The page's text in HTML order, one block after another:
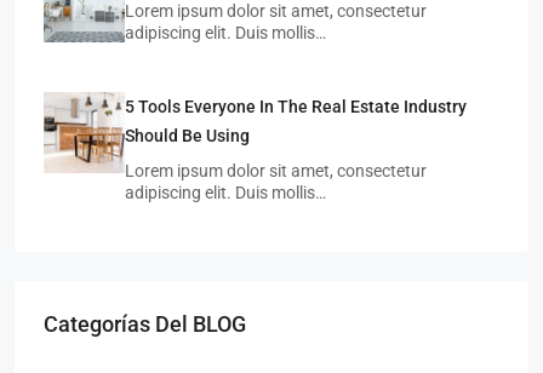
Lorem ipsum dolor sit amet, consectetur
adipiscing elit. Duis mollis…
5 Tools Everyone In The Real Estate Industry
Should Be Using
Lorem ipsum dolor sit amet, consectetur
adipiscing elit. Duis mollis…
Categorías Del BLOG